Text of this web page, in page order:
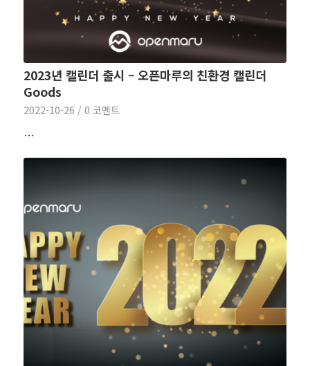
2023년 캘린더 출시 – 오픈마루의 친환경 캘린더
Goods
2022-10-26 / 0 코멘트
…